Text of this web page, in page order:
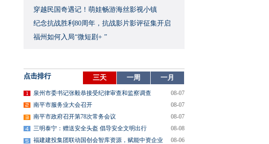
穿越民国奇遇记！萌娃畅游海丝影视小镇
​纪念抗战胜利80周年，抗战影片影评征集开启
福州如何入局“微短剧+ ”
点击排行 三天 一周 一月
泉州市委书记张毅恭接受纪律审查和监察调查
08-07
南平市服务业大会召开
08-07
南平市政府召开第78次常务会议
08-07
三明泰宁：赠送安全头盔 倡导安全文明出行
08-08
福建建投集团联动国创会智库资源，赋能中资企业
08-06